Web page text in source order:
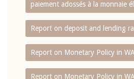
paiement adossés à la monnaie
Report on deposit and lending
Report on Monetary Policy in
Report on Monetary Policy in